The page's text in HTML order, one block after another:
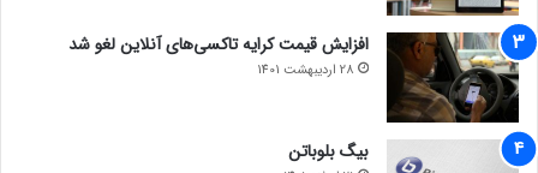
افزایش قیمت کرایه تاکسی‌های آنلاین لغو شد
28 اردیبهشت 1401
بیگ بلوباتن